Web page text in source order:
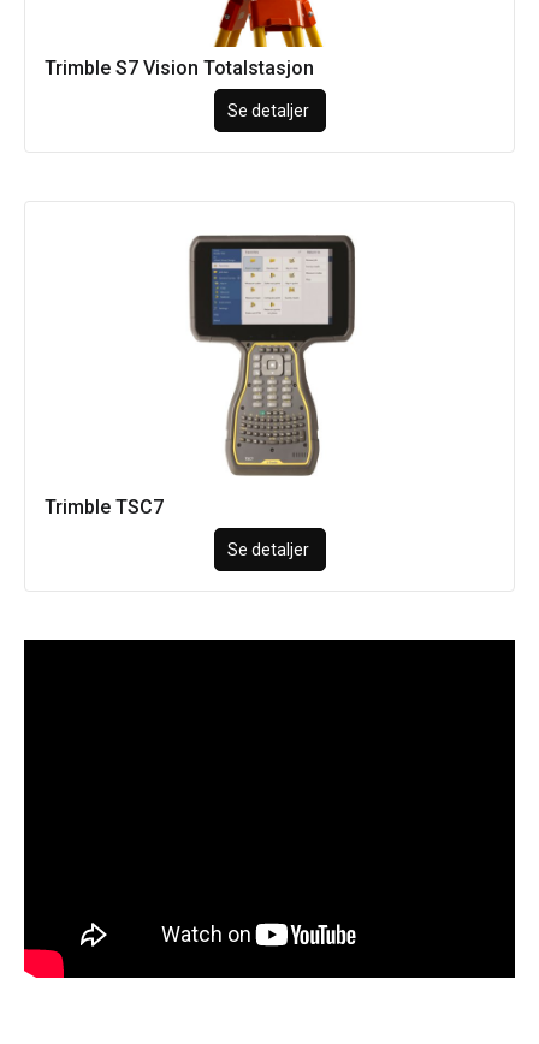
Trimble S7 Vision Totalstasjon
Se detaljer
Trimble TSC7
Se detaljer